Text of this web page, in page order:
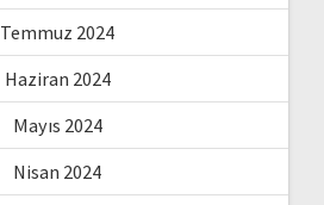
Temmuz 2024
Haziran 2024
Mayıs 2024
Nisan 2024